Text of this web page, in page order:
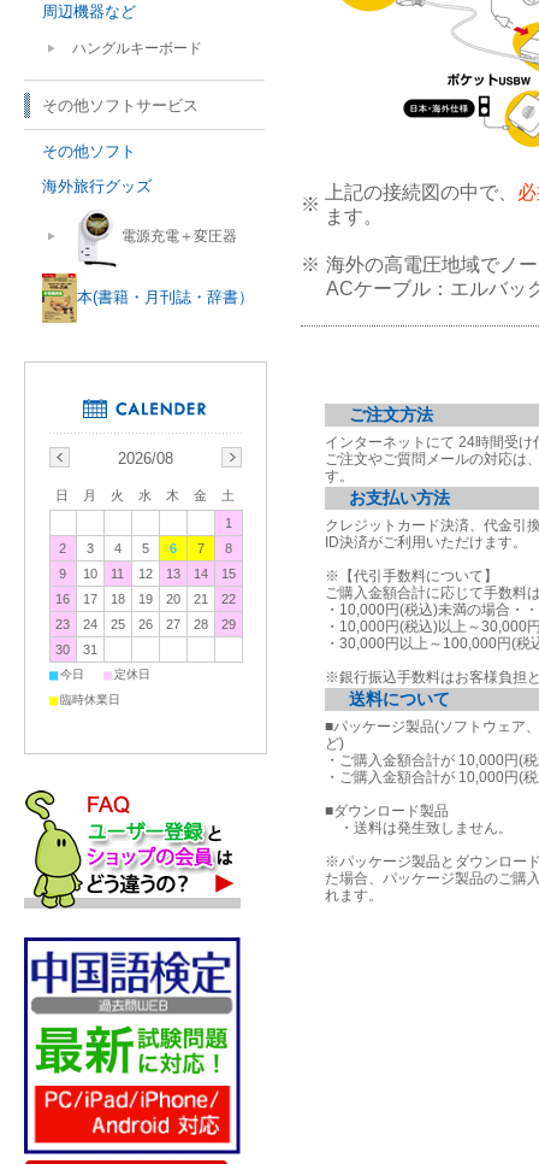
※
上記の接続図の中で、
ます。
※ 海外の高電圧地域でノ
ACケーブル：エルバッ
ご注文方法
インターネットにて 24時間受け
ご注文やご質問メールの対応は
す。
お支払い方法
クレジットカード決済、代金引
ID決済がご利用いただけます。
※【代引手数料について】
ご購入金額合計に応じて手数料
・10,000円(税込)未満の場合・
・10,000円(税込)以上～30,000
・30,000円以上～100,000円(税
※銀行振込手数料はお客様負担
送料について
■パッケージ製品(ソフトウェア
ど)
・ご購入金額合計が 10,000円(
・ご購入金額合計が 10,000円(
■ダウンロード製品
・送料は発生致しません。
※パッケージ製品とダウンロー
た場合、パッケージ製品のご購
れます。
周辺機器など
ハングルキーボード
その他ソフトサービス
その他ソフト
海外旅行グッズ
電源充電＋変圧器
本(書籍・月刊誌・辞書）
2026/08
日 月 火 水 木 金
土
1
2
3 4 5 6 7
8
9
10 11 12 13 14
15
16
17 18 19 20 21
22
23
24 25 26 27 28
29
30
31
■今日 ■定休日
■臨時休業日